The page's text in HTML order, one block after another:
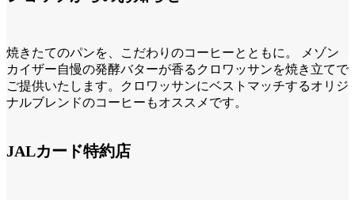
焼きたてのパンを、こだわりのコーヒーとともに。 メゾン
カイザー自慢の発酵バターが香るクロワッサンを焼き立てで
ご提供いたします。クロワッサンにベストマッチするオリジ
ナルブレンドのコーヒーもオススメです。
JALカード特約店